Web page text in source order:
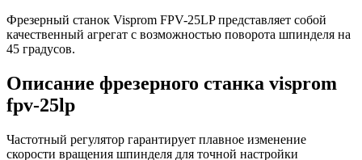
Фрезерный станок Visprom FPV-25LP представляет собой
качественный агрегат с возможностью поворота шпинделя на
45 градусов.
Описание фрезерного станка visprom
fpv-25lp
Частотный регулятор гарантирует плавное изменение
скорости вращения шпинделя для точной настройки